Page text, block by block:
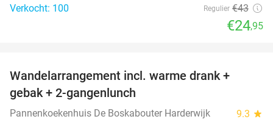
Verkocht: 100
Regulier €43
€24,95
Wandelarrangement incl. warme drank +
gebak + 2-gangenlunch
Pannenkoekenhuis De Boskabouter Harderwijk 9.3 star